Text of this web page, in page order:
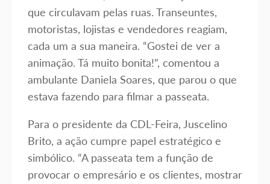
que circulavam pelas ruas. Transeuntes,
motoristas, lojistas e vendedores reagiam,
cada um a sua maneira. “Gostei de ver a
animação. Tá muito bonita!”, comentou a
ambulante Daniela Soares, que parou o que
estava fazendo para filmar a passeata.
Para o presidente da CDL-Feira, Juscelino
Brito, a ação cumpre papel estratégico e
simbólico. “A passeata tem a função de
provocar o empresário e os clientes, mostrar